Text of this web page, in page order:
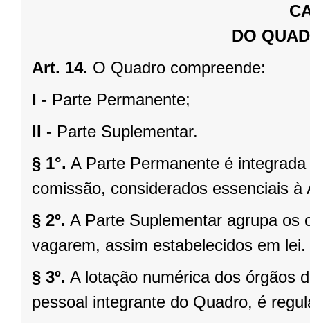
DO
Art. 14. O Quadro compreende:
I - Parte Permanente;
II - Parte Suplementar.
§ 1°. A Parte Permanente é
comissão, considerados essenciais à
§ 2º. A Parte Suplementar agrupa os
vagarem, assim estabelecidos em lei.
§ 3º. A lotação numérica dos órgãos
pessoal integrante do Quadro, é